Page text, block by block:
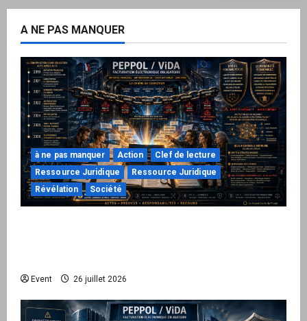
A NE PAS MANQUER
à ne pas manquer Action
Clef de lecture
Ressource Juridique
Ressource Juridique
Révélation
Société
Event 26 juillet 2026